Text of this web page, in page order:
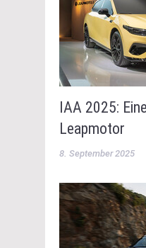
IAA 2025:
Leapmotor
8. September 2025